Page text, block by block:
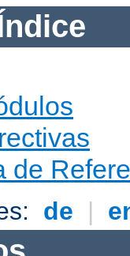
de
de |